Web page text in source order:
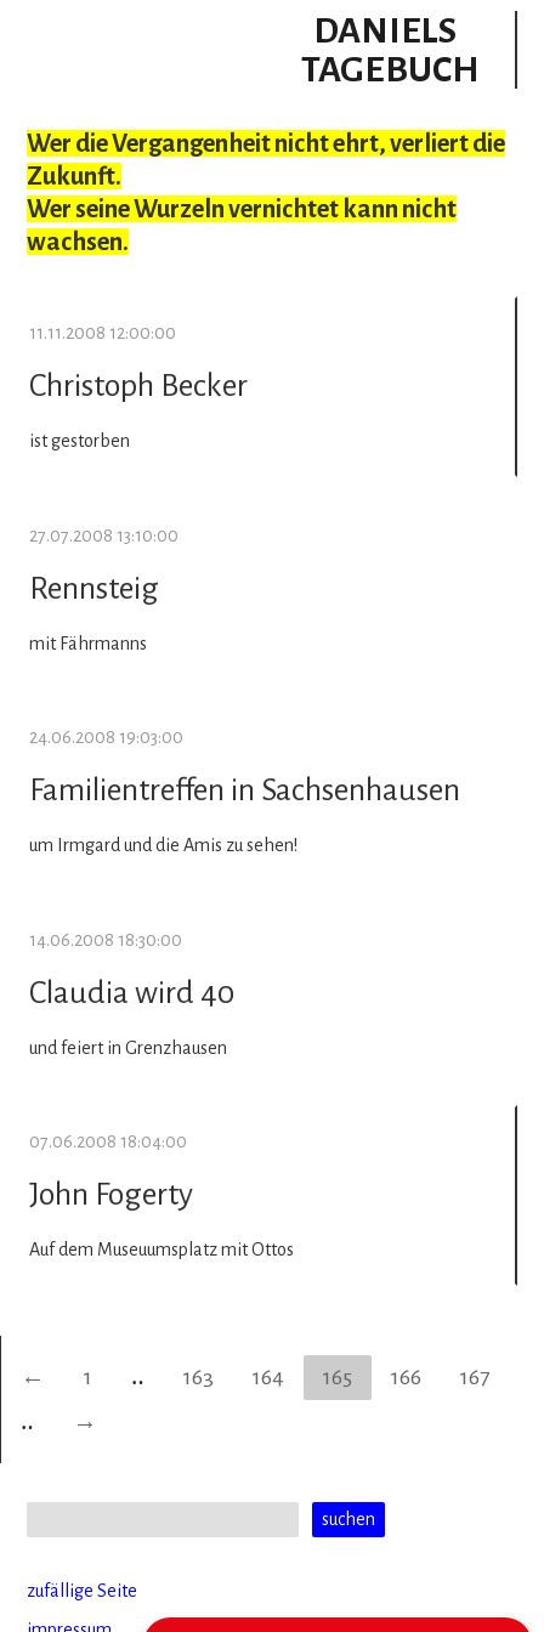
DANIELS
TAGEBUCH
Wer die Vergangenheit nicht ehrt, verliert die
Zukunft.
Wer seine Wurzeln vernichtet kann nicht
wachsen.
11.11.2008 12:00:00
Christoph Becker
ist gestorben
27.07.2008 13:10:00
Rennsteig
mit Fährmanns
24.06.2008 19:03:00
Familientreffen in Sachsenhausen
um Irmgard und die Amis zu sehen!
14.06.2008 18:30:00
Claudia wird 40
und feiert in Grenzhausen
07.06.2008 18:04:00
John Fogerty
Auf dem Museuumsplatz mit Ottos
← 1 ‥ 163 164 165 166
167
‥
→
zufällige Seite